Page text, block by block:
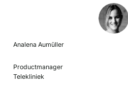
Analena Aumüller
Productmanager
Telekliniek